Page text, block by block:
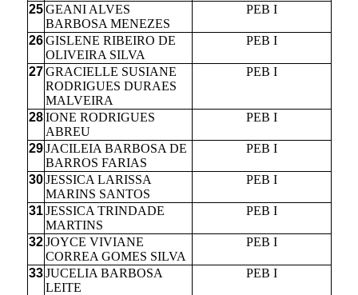
25 GEANI ALVES
BARBOSA MENEZES
PEB I
26 GISLENE RIBEIRO DE
OLIVEIRA SILVA
PEB I
27 GRACIELLE SUSIANE
RODRIGUES DURAES
MALVEIRA
PEB I
28 IONE RODRIGUES
ABREU
PEB I
29 JACILEIA BARBOSA DE
BARROS FARIAS
PEB I
30 JESSICA LARISSA
MARINS SANTOS
PEB I
31 JESSICA TRINDADE
MARTINS
PEB I
32 JOYCE VIVIANE
CORREA GOMES SILVA
PEB I
33 JUCELIA BARBOSA
LEITE
PEB I